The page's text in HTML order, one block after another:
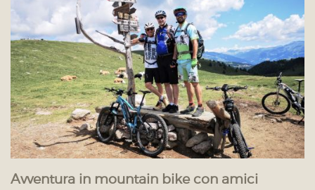
Avventura in mountain bike con amici